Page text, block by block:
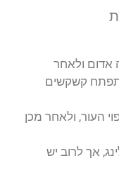
אדום ולאחר
קשקשים
העור, ולאחר מכן
אך לרוב יש